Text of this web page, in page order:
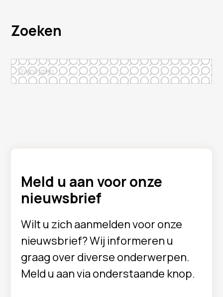
Zoeken
Meld u aan voor onze
nieuwsbrief
Wilt u zich aanmelden voor onze
nieuwsbrief? Wij informeren u
graag over diverse onderwerpen.
Meld u aan via onderstaande knop.